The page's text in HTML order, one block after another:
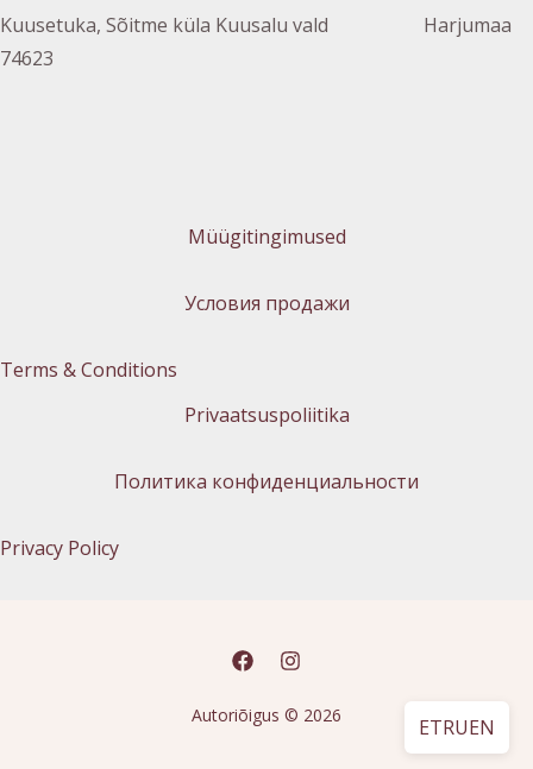
Kuusetuka, Sõitme küla Kuusalu vald Harjumaa
74623
Müügitingimused
Условия продажи
Terms & Conditions
Privaatsuspoliitika
Политика конфиденциальности
Privacy Policy
ETRUEN
Autoriõigus © 2026